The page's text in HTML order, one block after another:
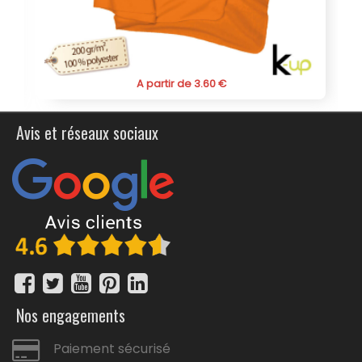
de vous aider à créer un produit unique et mémorable.
A partir de 3.04 €
Avis et réseaux sociaux
Nos engagements
Paiement sécurisé